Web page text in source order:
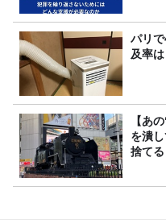
パリ
及率
【あ
を潰
捨てる